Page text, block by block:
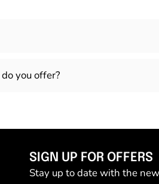
you offer?
SIGN UP FOR OFFERS
Stay up to date with the